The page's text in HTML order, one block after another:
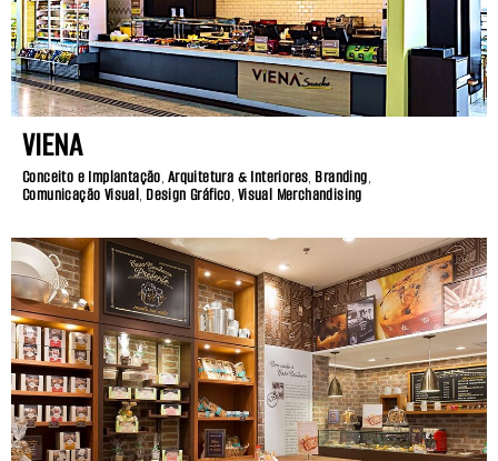
VIENA
Conceito e Implantação, Arquitetura & Interiores, Branding,
Comunicação Visual, Design Gráfico, Visual Merchandising